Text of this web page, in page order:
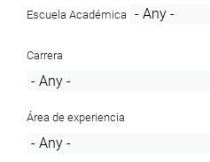
Escuela Académica
Carrera
Área de experiencia